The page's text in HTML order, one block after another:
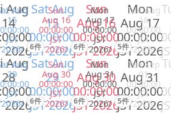
Aug
14
2026
Aug
15
JST
2026/
Sat Aug
15
00:00:00
JST 2026
6件
Sun
Aug 16
00:00:00
JST
2026/
Sun
Aug 16
00:00:00
JST 2026
6件
Mon
Aug 17
00:00:00
JST
2026/
Mon
Aug 17
00:00:00
JST 2026
5件
Tue Aug
18
00:00:00
JST
2026/
Aug
28
2026
Aug
29
JST
2026/
Sat Aug
29
00:00:00
JST 2026
6件
Sun
Aug 30
00:00:00
JST
2026/
Sun
Aug 30
00:00:00
JST 2026
6件
Mon
Aug 31
00:00:00
JST
2026/
Mon
Aug 31
00:00:00
JST 2026
5件
Tue Sep
01
00:00:00
JST
2026/